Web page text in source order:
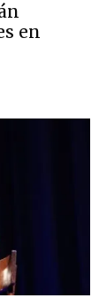
en